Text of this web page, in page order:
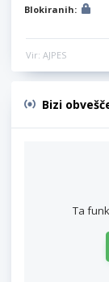
Blokiranih:
Vir: AJPES
Bizi
Ta